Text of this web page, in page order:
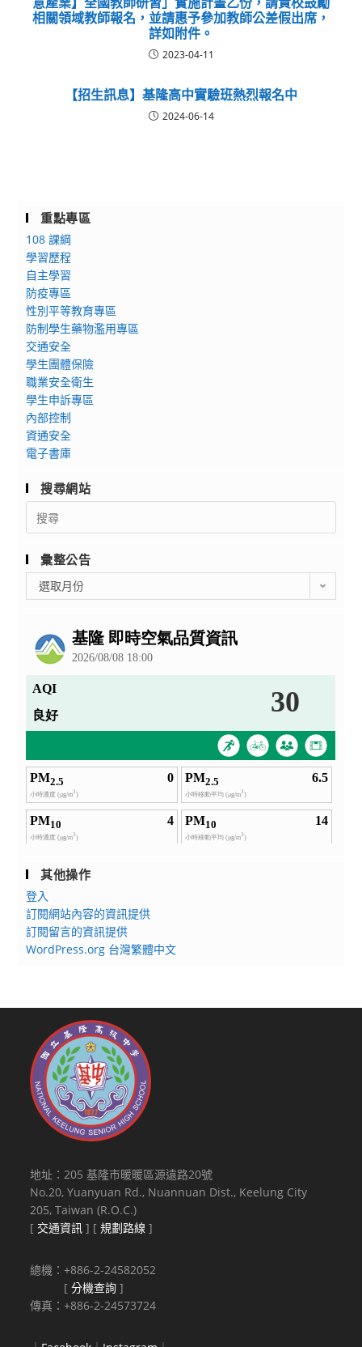
相關領域教師報名，並請惠予參加教師公差假出席，
詳如附件。
2023-04-11
【招生訊息】基隆高中實驗班熱烈報名中
2024-06-14
重點專區
108 課綱
學習歷程
自主學習
防疫專區
性別平等教育專區
防制學生藥物濫用專區
交通安全
學生團體保險
職業安全衛生
學生申訴專區
內部控制
資通安全
電子書庫
搜尋網站
Search
for:
彙整公告
整
選取月份
其他操作
登入
訂閱網站內容的資訊提供
訂閱留言的資訊提供
WordPress.org 台灣繁體中文
地址：205 基隆市暖暖區源遠路20號
No.20, Yuanyuan Rd., Nuannuan Dist., Keelung City
205, Taiwan (R.O.C.)
[ 交通資訊 ] [規劃路線 ]
總機：+886-2-24582052
[分機查詢 ]
傳真：+886-2-24573724